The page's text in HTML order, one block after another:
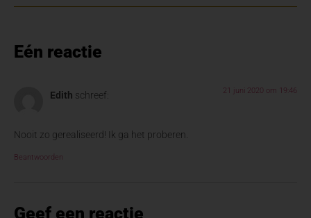
Eén reactie
Edith schreef: 21 juni 2020 om 19:46
Nooit zo gerealiseerd! Ik ga het proberen.
Beantwoorden
Geef een reactie